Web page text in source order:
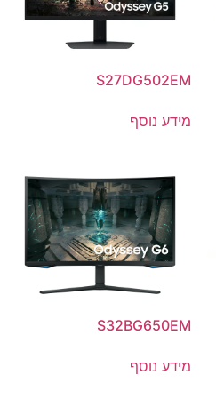
S27DG502EM
מידע נוסף
S32BG650EM
מידע נוסף